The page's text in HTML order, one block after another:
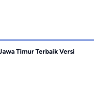
Timur Terbaik Versi